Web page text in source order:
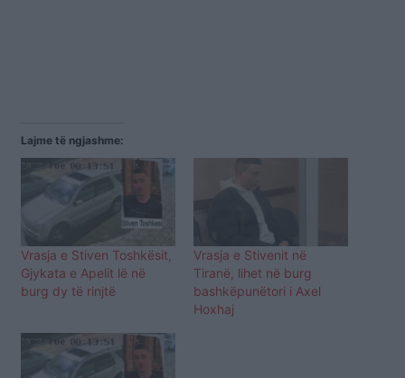
Lajme të ngjashme:
Vrasja e Stiven Toshkësit,
Gjykata e Apelit lë në
burg dy të rinjtë
Vrasja e Stivenit në
Tiranë, lihet në burg
bashkëpunëtori i Axel
Hoxhaj